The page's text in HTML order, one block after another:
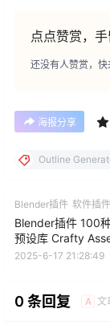
点点赞赏，
还没有人赞赏，快
海报分享
Outline
Blender插件 软件插件
Blender插件 100
预设库 Crafty
V1.2 1K+4K
2025-6-17 21:28:49
0 条回复 A 文